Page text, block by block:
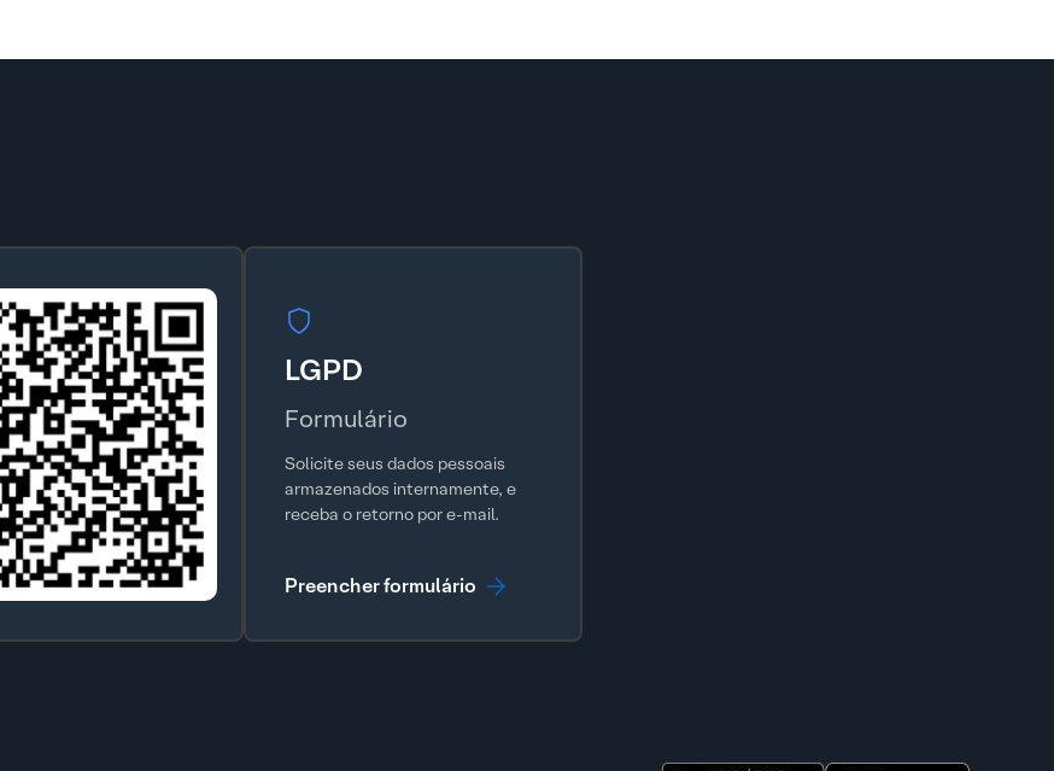
LGPD
Formulário
Solicite seus dados pessoais
armazenados internamente, e
receba o retorno por e-mail.
Preencher formulário